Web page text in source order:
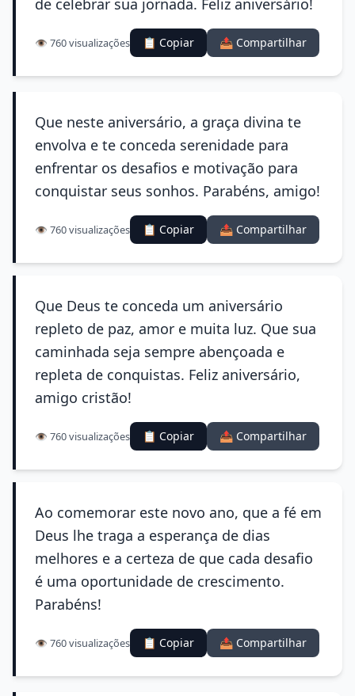
de celebrar sua jornada. Feliz aniversário!
👁️ 760 visualizações 📋 Copiar 📤 Compartilhar
Que neste aniversário, a graça divina te
envolva e te conceda serenidade para
enfrentar os desafios e motivação para
conquistar seus sonhos. Parabéns, amigo!
👁️ 760 visualizações 📋 Copiar 📤 Compartilhar
Que Deus te conceda um aniversário
repleto de paz, amor e muita luz. Que sua
caminhada seja sempre abençoada e
repleta de conquistas. Feliz aniversário,
amigo cristão!
👁️ 760 visualizações 📋 Copiar 📤 Compartilhar
Ao comemorar este novo ano, que a fé em
Deus lhe traga a esperança de dias
melhores e a certeza de que cada desafio
é uma oportunidade de crescimento.
Parabéns!
👁️ 760 visualizações 📋 Copiar 📤 Compartilhar